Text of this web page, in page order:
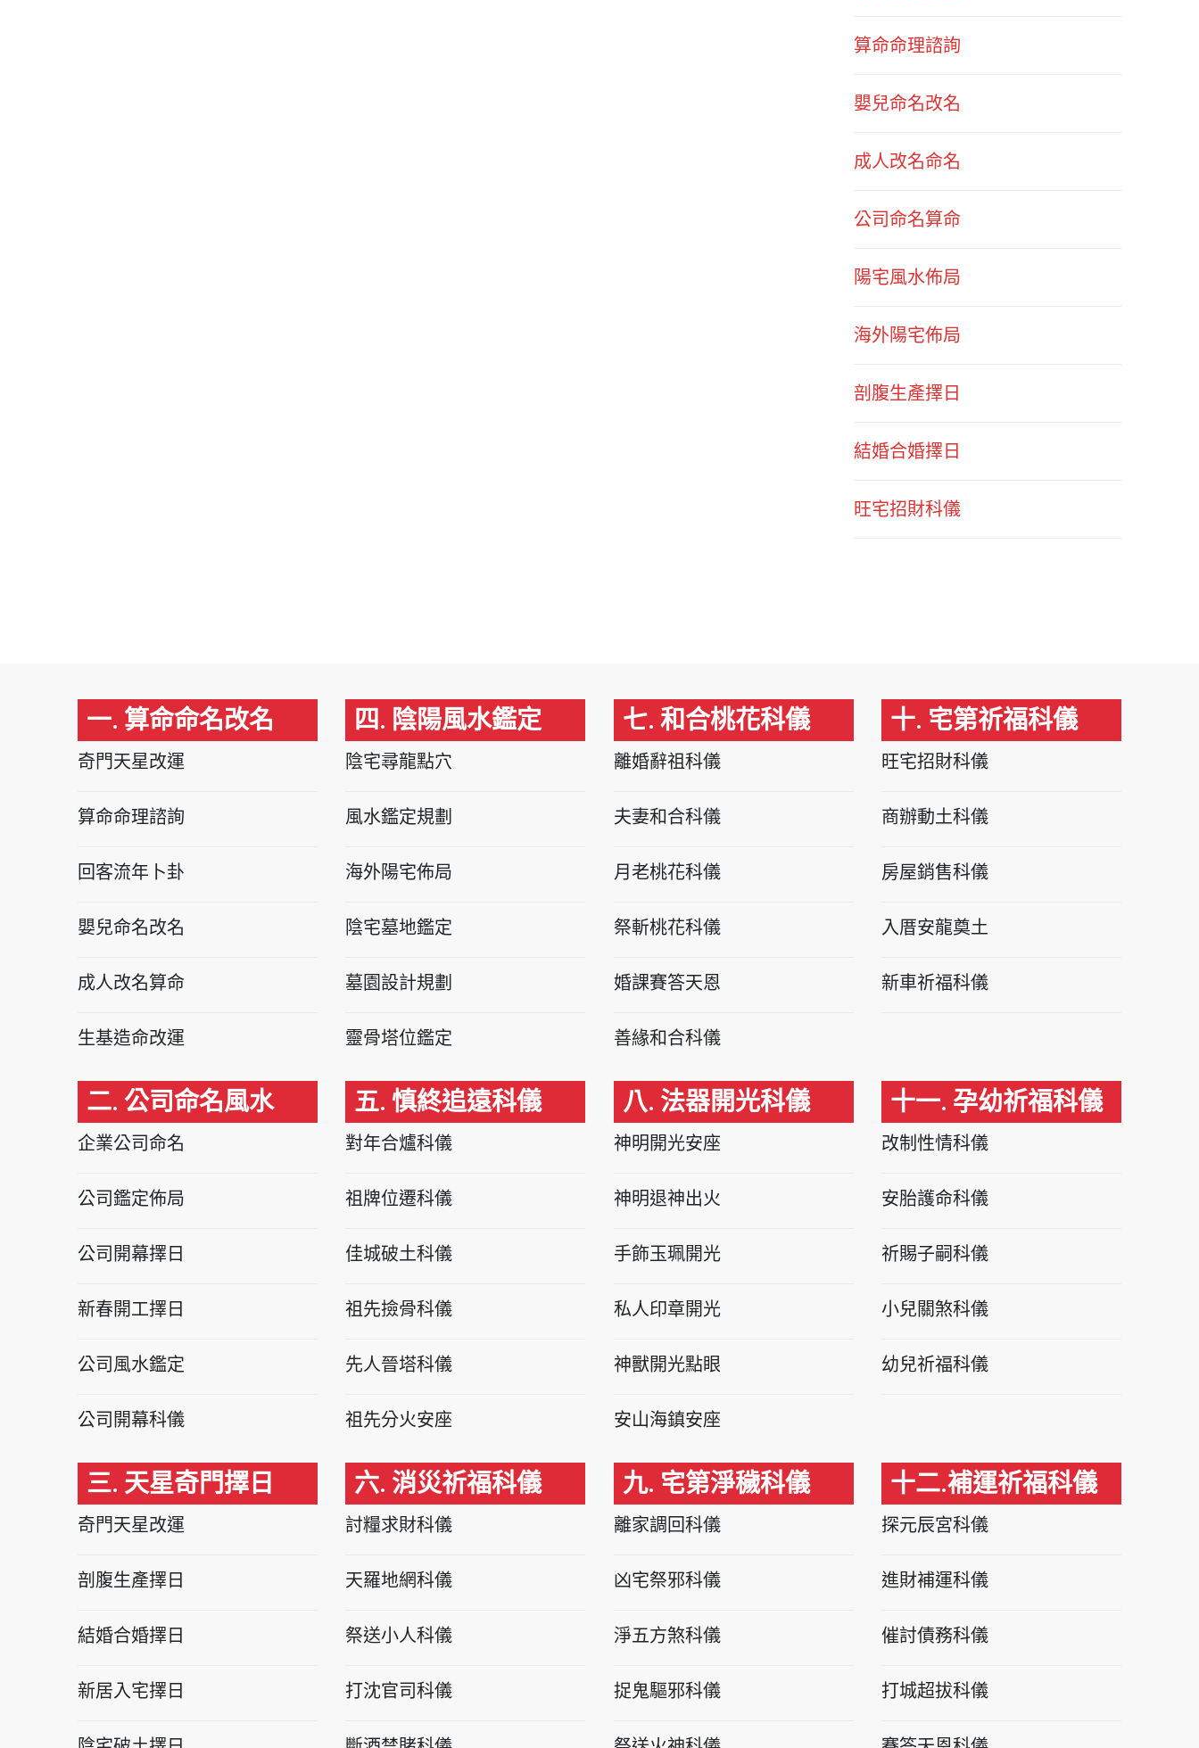
算命命理諮詢
嬰兒命名改名
成人改名命名
公司命名算命
陽宅風水佈局
海外陽宅佈局
剖腹生產擇日
結婚合婚擇日
旺宅招財科儀
一. 算命命名改名
奇門天星改運
算命命理諮詢
回客流年卜卦
嬰兒命名改名
成人改名算命
生基造命改運
二. 公司命名風水
企業公司命名
公司鑑定佈局
公司開幕擇日
新春開工擇日
公司風水鑑定
公司開幕科儀
三. 天星奇門擇日
奇門天星改運
剖腹生產擇日
結婚合婚擇日
新居入宅擇日
四. 陰陽風水鑑定
陰宅尋龍點穴
風水鑑定規劃
海外陽宅佈局
陰宅墓地鑑定
墓園設計規劃
靈骨塔位鑑定
五. 慎終追遠科儀
對年合爐科儀
祖牌位遷科儀
佳城破土科儀
祖先撿骨科儀
先人晉塔科儀
祖先分火安座
六. 消災祈福科儀
討糧求財科儀
天羅地網科儀
祭送小人科儀
打沈官司科儀
七. 和合桃花科儀
離婚辭祖科儀
夫妻和合科儀
月老桃花科儀
祭斬桃花科儀
婚課賽答天恩
善緣和合科儀
八. 法器開光科儀
神明開光安座
神明退神出火
手飾玉珮開光
私人印章開光
神獸開光點眼
安山海鎮安座
九. 宅第淨穢科儀
離家調回科儀
凶宅祭邪科儀
淨五方煞科儀
捉鬼驅邪科儀
十. 宅第祈福科儀
旺宅招財科儀
商辦動土科儀
房屋銷售科儀
入厝安龍奠土
新車祈福科儀
十一. 孕幼祈福科儀
改制性情科儀
安胎護命科儀
祈賜子嗣科儀
小兒關煞科儀
幼兒祈福科儀
十二.補運祈福科儀
探元辰宮科儀
進財補運科儀
催討債務科儀
打城超拔科儀